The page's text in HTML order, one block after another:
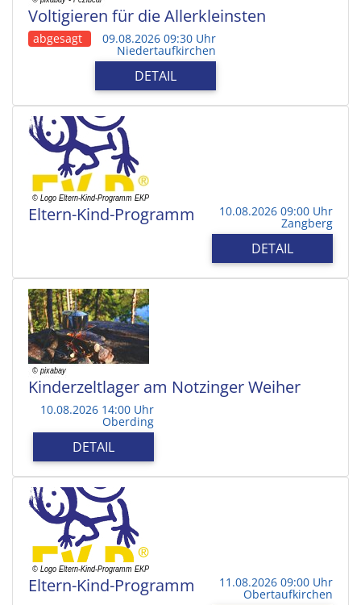
Voltigieren für die Allerkleinsten
abgesagt 09.08.2026 09:30 Uhr
Niedertaufkirchen
DETAIL
Eltern-Kind-Programm 10.08.2026 09:00 Uhr
Zangberg
DETAIL
Kinderzeltlager am Notzinger Weiher
10.08.2026 14:00 Uhr
Oberding
DETAIL
Eltern-Kind-Programm 11.08.2026 09:00 Uhr
Obertaufkirchen